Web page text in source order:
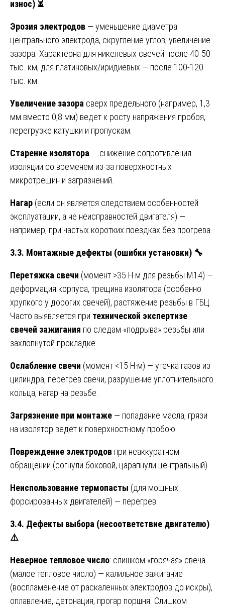
износ) ⏳
Эрозия электродов — уменьшение диаметра
центрального электрода, скругление углов, увеличение
зазора. Характерна для никелевых свечей после 40-50
тыс. км, для платиновых/иридиевых — после 100-120
тыс. км.
Увеличение зазора сверх предельного (например, 1,3
мм вместо 0,8 мм) ведет к росту напряжения пробоя,
перегрузке катушки и пропускам.
Старение изолятора — снижение сопротивления
изоляции со временем из-за поверхностных
микротрещин и загрязнений.
Нагар (если он является следствием особенностей
эксплуатации, а не неисправностей двигателя) —
например, при частых коротких поездках без прогрева.
3.3. Монтажные дефекты (ошибки установки) 🔧
Перетяжка свечи (момент >35 Н·м для резьбы M14) —
деформация корпуса, трещина изолятора (особенно
хрупкого у дорогих свечей), растяжение резьбы в ГБЦ.
Часто выявляется при технической экспертизе
свечей зажигания по следам «подрыва» резьбы или
захлопнутой прокладке.
Ослабление свечи (момент <15 Н·м) — утечка газов из
цилиндра, перегрев свечи, разрушение уплотнительного
кольца, нагар на резьбе.
Загрязнение при монтаже — попадание масла, грязи
на изолятор ведет к поверхностному пробою.
Повреждение электродов при неаккуратном
обращении (согнули боковой, царапнули центральный).
Неиспользование термопасты (для мощных
форсированных двигателей) — перегрев.
3.4. Дефекты выбора (несоответствие двигателю)
⚠️
Неверное тепловое число: слишком «горячая» свеча
(малое тепловое число) — калильное зажигание
(воспламенение от раскаленных электродов до искры),
оплавление, детонация, прогар поршня. Слишком